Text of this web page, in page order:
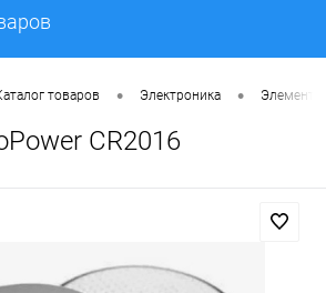
товаров • Электроника •
CR2016